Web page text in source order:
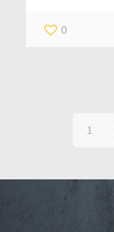
0
1